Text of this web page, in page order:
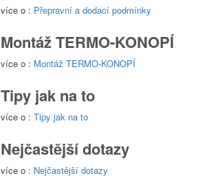
více o : Přepravní a dodací podmínky
Montáž TERMO-KONOPÍ
více o : Montáž TERMO-KONOPÍ
Tipy jak na to
více o :Tipy jak na to
Nejčastější dotazy
více o : Nejčastější dotazy